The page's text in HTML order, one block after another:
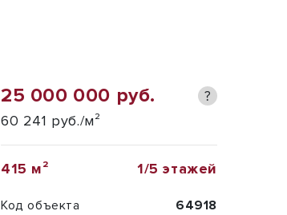
Подробнее
25 000 000 руб. ?
60 241 руб./м²
415 м² 1/5 этажей
Код объекта 64918